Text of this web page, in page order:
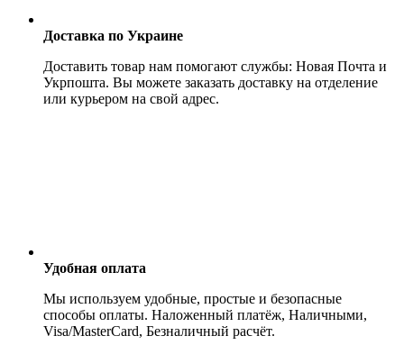
Доставка по Украине
Доставить товар нам помогают службы: Новая Почта и
Укрпошта. Вы можете заказать доставку на отделение
или курьером на свой адрес.
Удобная оплата
Мы используем удобные, простые и безопасные
способы оплаты. Наложенный платёж, Наличными,
Visa/MasterCard, Безналичный расчёт.